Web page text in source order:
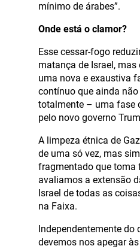
mínimo de árabes”.
Onde está o clamor?
Esse cessar-fogo
matança de Israel,
uma nova e exaustiva
contínuo que ainda
totalmente – uma fase
pelo novo governo
A limpeza étnica de
de uma só vez, mas
fragmentado que toma
avaliamos a extensão
Israel de todas as
na Faixa.
Independentemente do
devemos nos apegar